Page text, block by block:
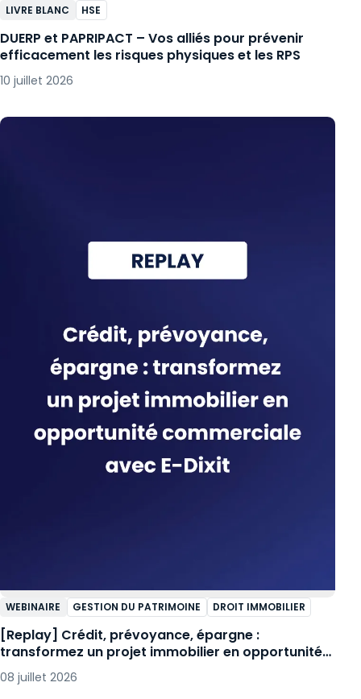
LIVRE BLANC HSE
DUERP et PAPRIPACT – Vos alliés pour prévenir
efficacement les risques physiques et les RPS
10 juillet 2026
WEBINAIRE GESTION DU PATRIMOINE DROIT IMMOBILIER
[Replay] Crédit, prévoyance, épargne :
transformez un projet immobilier en opportunité
commerciale avec E-Dixit
08 juillet 2026